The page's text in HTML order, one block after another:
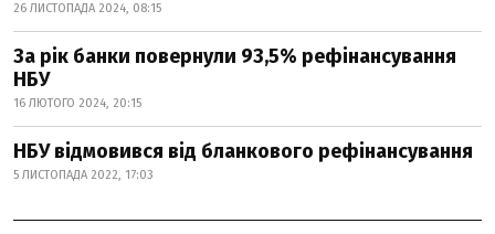
26 ЛИСТОПАДА 2024, 08:15
За рік банки повернули 93,5% рефінансування
НБУ
16 ЛЮТОГО 2024, 20:15
НБУ відмовився від бланкового рефінансування
5 ЛИСТОПАДА 2022, 17:03